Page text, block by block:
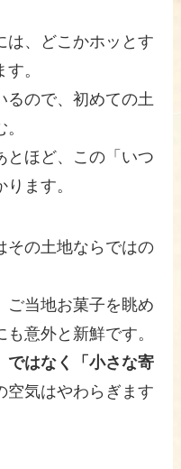
は、どこかホッとす
。
るので、初めての土
とほど、この「いつ
ます。
その土地ならではの
ご当地お菓子を眺め
意外と新鮮です。
ではなく「小さな寄
空気はやわらぎます